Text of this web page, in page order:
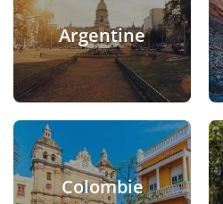
Argentine
Colombie